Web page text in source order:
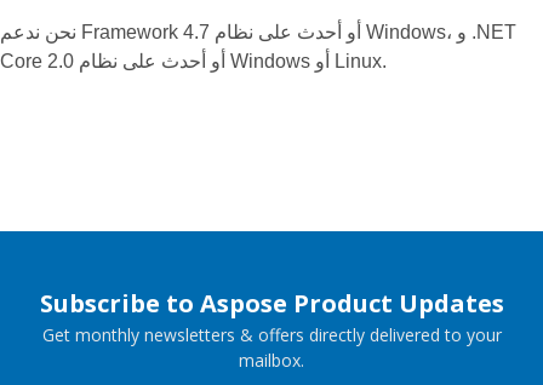
نحن ندعم Framework 4.7 أو أحدث على نظام Windows، و .NET
Core 2.0 أو أحدث على نظام Windows أو Linux.
Subscribe to Aspose Product Updates
Get monthly newsletters & offers directly delivered to your
mailbox.